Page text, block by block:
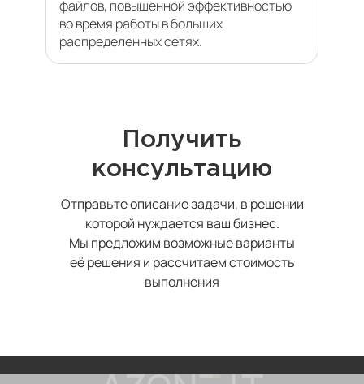
файлов, повышенной эффективностью
во время работы в больших
распределенных сетях.
Получить
консультацию
Отправьте описание задачи, в решении
которой нуждается ваш бизнес.
Мы предложим возможные варианты
её решения и рассчитаем стоимость
выполнения